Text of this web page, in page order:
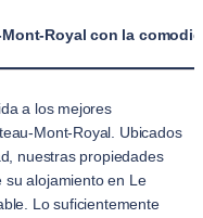
Royal con la
a los mejores
Mont-Royal. Ubicados
nuestras propiedades
su alojamiento en Le
Lo suficientemente